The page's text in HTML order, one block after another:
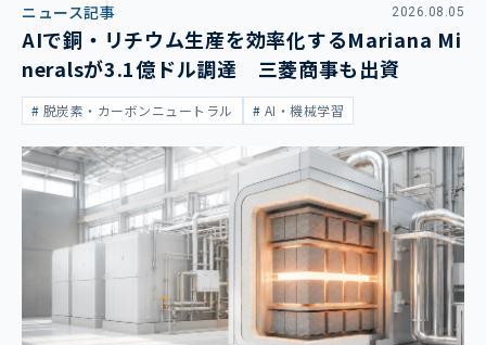
ニュース記事 2026.08.05
AIで銅・リチウム生産を効率化するMariana Mi
neralsが3.1億ドル調達 三菱商事も出資
脱炭素・カーボンニュートラル AI・機械学習